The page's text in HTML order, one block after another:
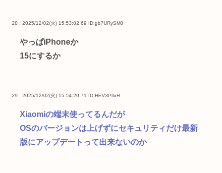
28 : 2025/12/02(火) 15:53:02.69 ID:gb7URySM0
やっぱiPhoneか
15にするか
29 : 2025/12/02(火) 15:54:20.71 ID:HEV3PlIxH
Xiaomiの端末使ってるんだが
OSのバージョンは上げずにセキュリティだけ最新
版にアップデートって出来ないのか